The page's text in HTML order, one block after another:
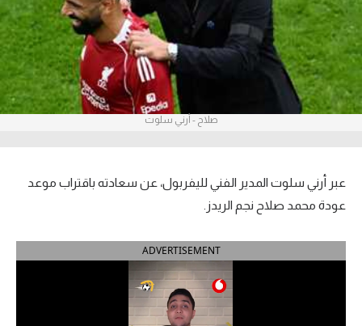
ركن الألعاب
بطولات
أمريكا 2026
الدوري الإنجليزي الممتاز
الدوري الإسباني
صلاح - أرني سلوت
عبر أرني سلوت المدير الفني لليفربول، عن سعادته باقتراب موعد
عودة محمد صلاح نجم الريدز.
ADVERTISEMENT